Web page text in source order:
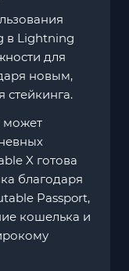
в Lightning
для
новым,
может
X готова
благодаря
Passport,
кошелька и